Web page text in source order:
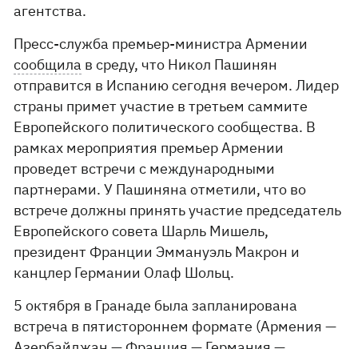
агентства.
Пресс-служба премьер-министра Армении
сообщила в среду, что Никол Пашинян
отправится в Испанию сегодня вечером. Лидер
страны примет участие в третьем саммите
Европейского политического сообщества. В
рамках мероприятия премьер Армении
проведет встречи с международными
партнерами. У Пашиняна отметили, что во
встрече должны принять участие председатель
Европейского совета Шарль Мишель,
президент Франции Эммануэль Макрон и
канцлер Германии Олаф Шольц.
5 октября в Гранаде была запланирована
встреча в пятистороннем формате (Армения —